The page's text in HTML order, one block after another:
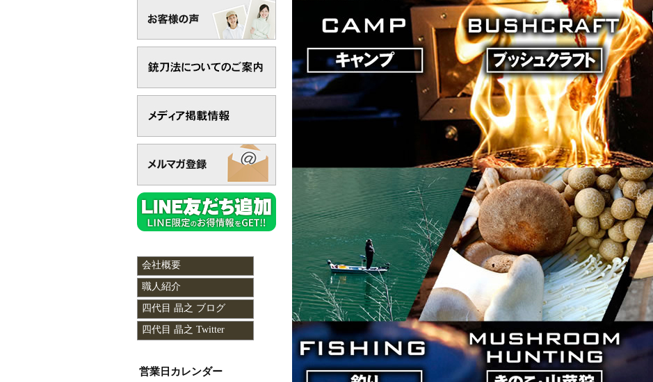
会社概要
職人紹介
四代目 晶之 ブログ
四代目 晶之 Twitter
営業日カレンダー